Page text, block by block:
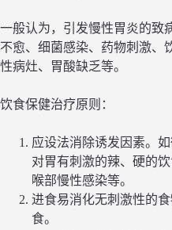
一般认为，引发慢性胃炎的致
不愈、细菌感染、药物刺激、
性病灶、胃酸缺乏等。
饮食保健治疗原则：
应设法消除诱发因素。
对胃有刺激的辣、硬的
喉部慢性感染等。
进食易消化无刺激性的
食。